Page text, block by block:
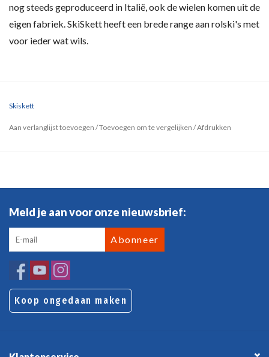
nog steeds geproduceerd in Italië, ook de wielen komen uit de
eigen fabriek. SkiSkett heeft een brede range aan rolski's met
voor ieder wat wils.
Skiskett
Aan verlanglijst toevoegen /Toevoegen om te vergelijken /Afdrukken
Meld je aan voor onze nieuwsbrief:
Abonneer
Koop ongedaan maken